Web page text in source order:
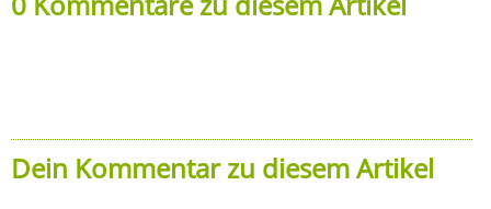
Dein Kommentar zu diesem Artikel